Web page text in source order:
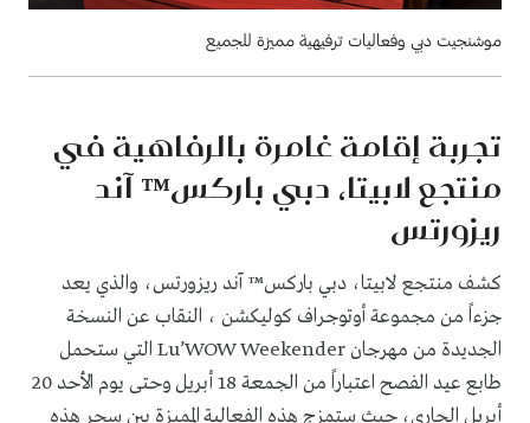
موشنجيت دبي وفعاليات ترفيهية مميزة للجميع
تجربة إقامة غامرة بالرفاهية في
منتجع لابيتا، دبي باركس™ آند
ريزورتس
كشف منتجع لابيتا، دبي باركس™ آند ريزورتس، والذي يعد
جزءاً من مجموعة أوتوجراف كوليكشن ، النقاب عن النسخة
الجديدة من مهرجان Lu’WOW Weekender التي ستحمل
طابع عيد الفصح اعتباراً من الجمعة 18 أبريل وحتى يوم الأحد 20
أبريل الجاري، حيث ستمزج هذه الفعالية المميزة بين سحر هذه